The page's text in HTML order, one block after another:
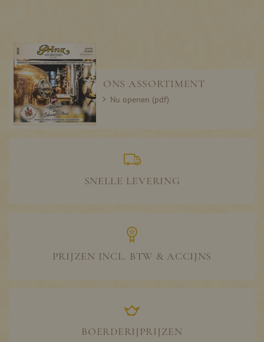
ONS ASSORTIMENT
Nu openen (pdf)
SNELLE LEVERING
PRIJZEN INCL. BTW & ACCIJNS
BOERDERIJPRIJZEN